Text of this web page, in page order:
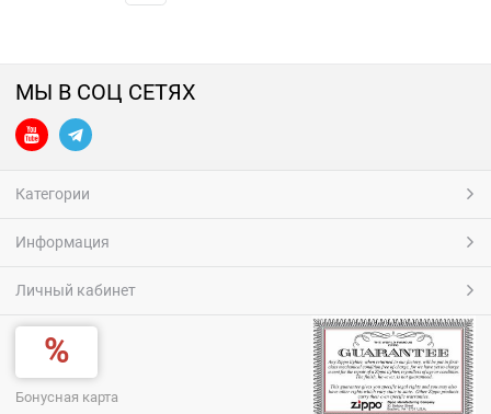
МЫ В СОЦ СЕТЯХ
Категории
Информация
Личный кабинет
Бонусная карта